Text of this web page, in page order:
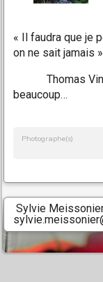
« Il faudra que je
on ne sait
Thomas
beaucoup…
Photographe(s)
Sylvie